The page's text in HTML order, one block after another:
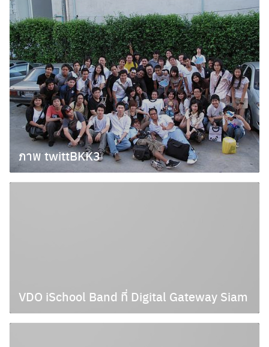
ภาพ twittBKK3
กันยายน 6, 2009
VDO iSchool Band ที่ Digital Gateway Siam
สิงหาคม 15, 2009